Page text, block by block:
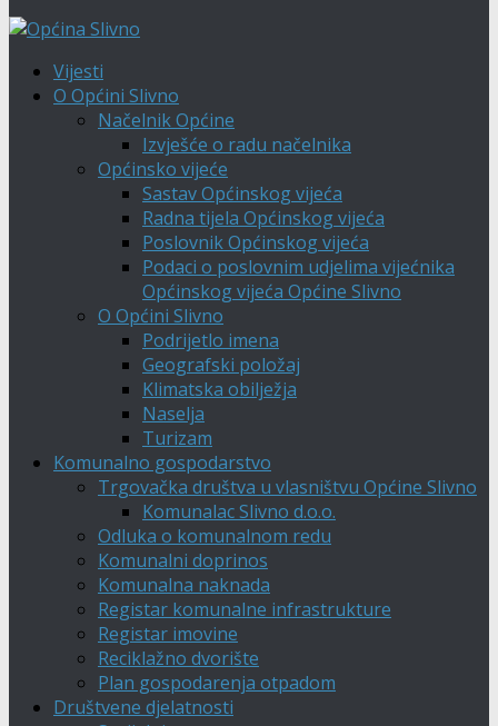
Vijesti
O Općini Slivno
Načelnik Općine
Izvješće o radu načelnika
Općinsko vijeće
Sastav Općinskog vijeća
Radna tijela Općinskog vijeća
Poslovnik Općinskog vijeća
Podaci o poslovnim udjelima vijećnika
Općinskog vijeća Općine Slivno
O Općini Slivno
Podrijetlo imena
Geografski položaj
Klimatska obilježja
Naselja
Turizam
Komunalno gospodarstvo
Trgovačka društva u vlasništvu Općine Slivno
Komunalac Slivno d.o.o.
Odluka o komunalnom redu
Komunalni doprinos
Komunalna naknada
Registar komunalne infrastrukture
Registar imovine
Reciklažno dvorište
Plan gospodarenja otpadom
Društvene djelatnosti